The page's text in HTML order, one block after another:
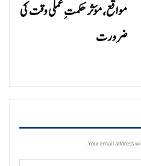
مواقع، مؤثر حکمتِ عملی وقت کی
ضرورت
Your email address